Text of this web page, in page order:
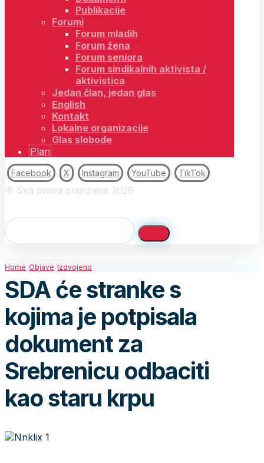
Publikacije
Forumi
Forum mladih
Forum žena
Forum seniora
Forum sindikalnih aktivista /
aktivistica
Jedan član, jedan glas
English
Kontakt
Lokalne organizacije
Glas slobode
Plan
Facebook X Instagram YouTube TikTok
© Sva prava pridržana 2026
Home Objave Izdvojeno
SDA će stranke s
kojima je potpisala
dokument za
Srebrenicu odbaciti
kao staru krpu